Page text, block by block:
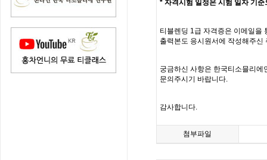
* 자격시험 일정은 시험 일자 기준
티블렌딩 1급 자격증은 이메일을
출력본도 응시원서에 작성해주신
궁금하신 사항은 한국티소믈리에
문의주시기 바랍니다.
감사합니다.
첨부파일